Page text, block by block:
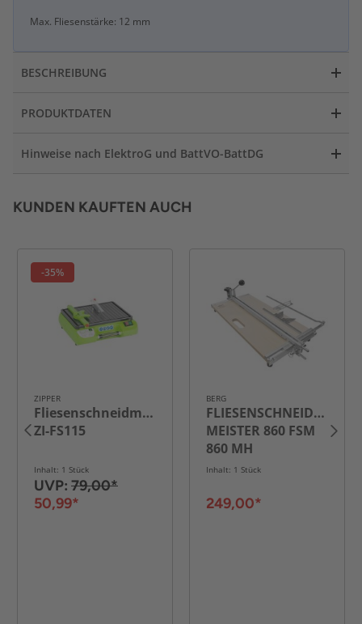
Max. Fliesenstärke: 12 mm
BESCHREIBUNG
PRODUKTDATEN
Hinweise nach ElektroG und BattVO-BattDG
KUNDEN KAUFTEN AUCH
-35%
ZIPPER
Fliesenschneidmaschine
ZI-FS115
Inhalt: 1 Stück
UVP: 79,00*
50,99*
BERG
MEISTER 860 FSM
860 MH
Inhalt: 1 Stück
249,00*